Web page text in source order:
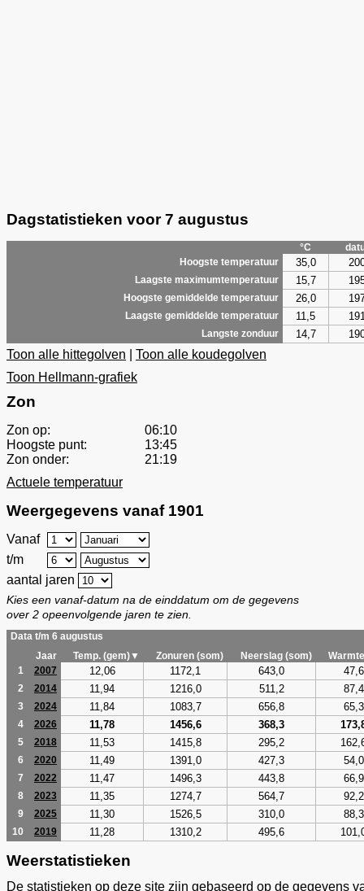
Dagstatistieken voor 7 augustus
°C
Hoogste temperatuur
35,0
Laagste maximumtemperatuur 15,7
Hoogste gemiddelde temperatuur 26,0
Laagste gemiddelde temperatuur 11,5
Langste zonduur 14,7
Toon alle hittegolven
Toon alle koudegolven
Toon Hellmann-grafiek
Zon
Zon op:
06:10
Hoogste punt:
13:45
Zon onder:
21:19
Actuele temperatuur
Weergegevens vanaf 1901
Vanaf
t/m
aantal jaren
Kies een vanaf-datum na de einddatum om de gegevens
over 2 opeenvolgende jaren te zien.
Data t/m 6 augustus
Jaar
Temp. (gem)▼ Zonuren (som) Neerslag (som)
1
2007 12,06 1172,1 643,0 47,6
2 2014 11,94 1216,0 511,2 87,4
3 2024 11,84 1083,7 656,8 65,3
4 2026 11,78 1456,6 368,3
5 2018 11,53 1415,8 295,2
6 2020 11,49 1391,0 427,3 54,0
7 2022 11,47 1496,3 443,8 66,9
8 2023 11,35 1274,7 564,7 92,2
9 2025 11,30 1526,5 310,0 88,3
10 2019 11,28 1310,2 495,6
Weerstatistieken
De statistieken op deze site zijn gebaseerd op de gegevens